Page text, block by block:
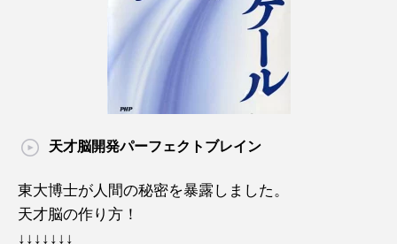
天才脳開発パーフェクトブレイン
東大博士が人間の秘密を暴露しました。
天才脳の作り方！
↓↓↓↓↓↓↓